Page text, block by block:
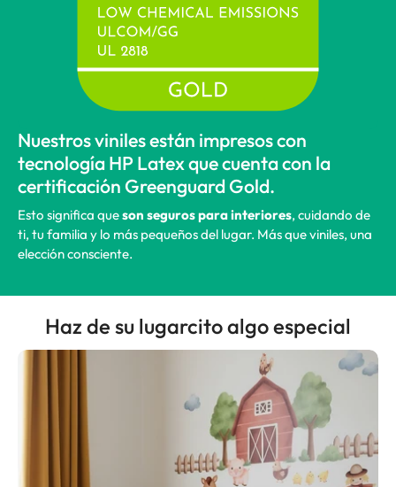
Nuestros viniles están impresos con
tecnología HP Latex que cuenta con la
certificación Greenguard Gold.
Esto significa queson seguros para interiores, cuidando de
ti, tu familia y lo más pequeños del lugar. Más que viniles, una
elección consciente.
Haz de su lugarcito algo especial